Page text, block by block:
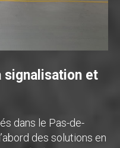
signalisation et
dans le Pas-de-
des solutions en